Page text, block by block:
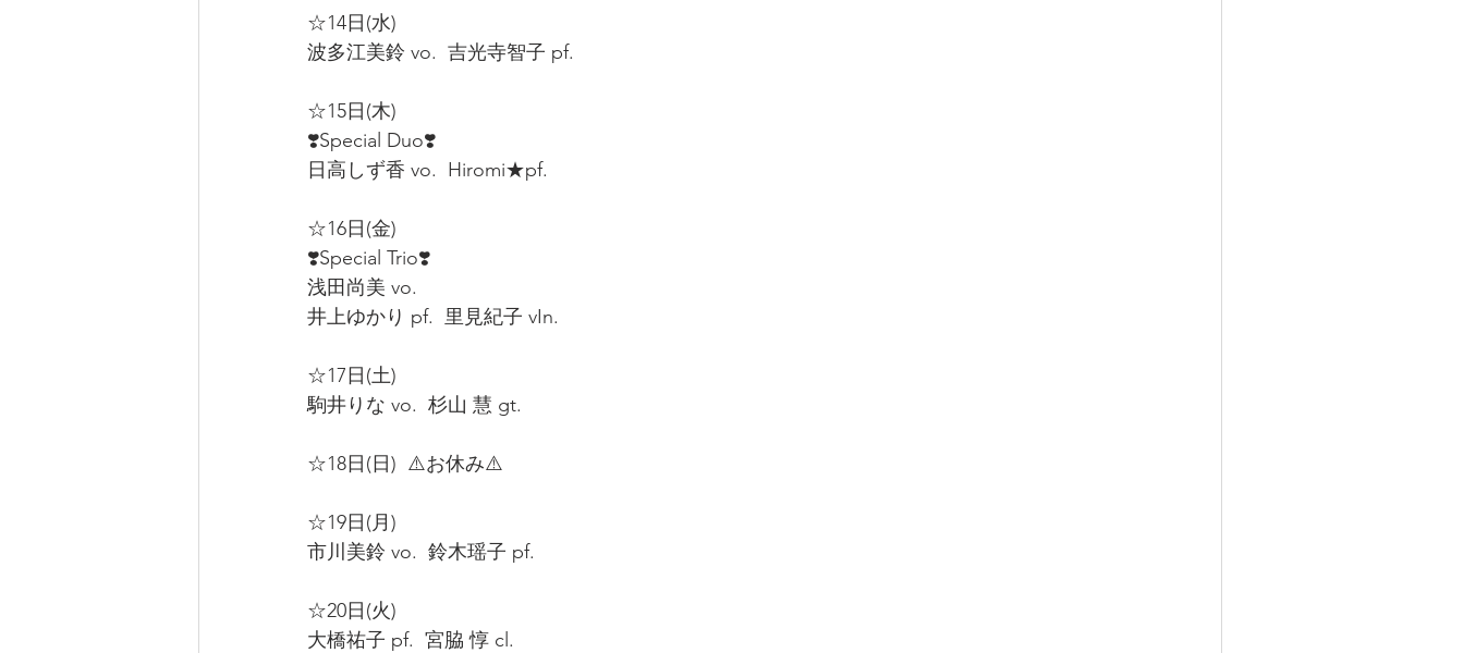
☆14日(水)
波多江美鈴 vo.  吉光寺智子 pf.
☆15日(木)
❣️Special Duo❣️
日高しず香 vo.  Hiromi★pf.
☆16日(金)
❣️Special Trio❣️
浅田尚美 vo.
井上ゆかり pf.  里見紀子 vIn.
☆17日(土)
駒井りな vo.  杉山 慧 gt.
☆18日(日)  ⚠️お休み⚠️
☆19日(月)
市川美鈴 vo.  鈴木瑶子 pf.
☆20日(火)
大橋祐子 pf.  宮脇 惇 cl.